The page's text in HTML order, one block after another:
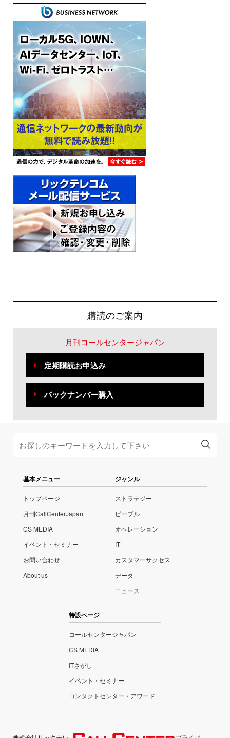
購読のご案内
月刊コールセンタージャパン
定期購読お申込み
バックナンバー購入
基本メニュー
トップページ
月刊CallCenterJapan
CS MEDIA
イベント・セミナー
お問い合わせ
About us
ジャンル
ストラテジー
ピープル
オペレーション
IT
カスタマーサクセス
データ
ニュース
特設ページ
コールセンタージャパン
CS MEDIA
ITさがし
イベント・セミナー
コンタクトセンター・アワード